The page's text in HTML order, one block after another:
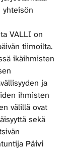
yhteisön
VALLI on
tiimoilta.
ikäihmisten
ja
ihmisten
välillä ovat
sekä
Päivi